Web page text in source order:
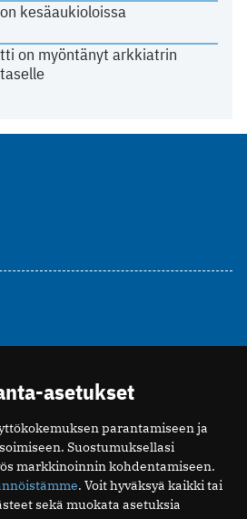
kesäaukioloissa
on myöntänyt arkkiatrin
asetukset
parantamiseen ja
Suostumuksellasi
markkinoinnin kohdentamiseen.
. Voit hyväksyä kaikki tai
sekä muokata asetuksia